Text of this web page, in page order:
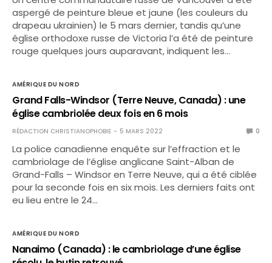
aspergé de peinture bleue et jaune (les couleurs du
drapeau ukrainien) le 5 mars dernier, tandis qu’une
église orthodoxe russe de Victoria l’a été de peinture
rouge quelques jours auparavant, indiquent les…
AMÉRIQUE DU NORD
Grand Falls-Windsor (Terre Neuve, Canada) : une
église cambriolée deux fois en 6 mois
RÉDACTION CHRISTIANOPHOBIE 5 MARS 2022 0
La police canadienne enquête sur l’effraction et le
cambriolage de l’église anglicane Saint-Alban de
Grand-Falls – Windsor en Terre Neuve, qui a été ciblée
pour la seconde fois en six mois. Les derniers faits ont
eu lieu entre le 24…
AMÉRIQUE DU NORD
Nanaimo (Canada) : le cambriolage d’une église